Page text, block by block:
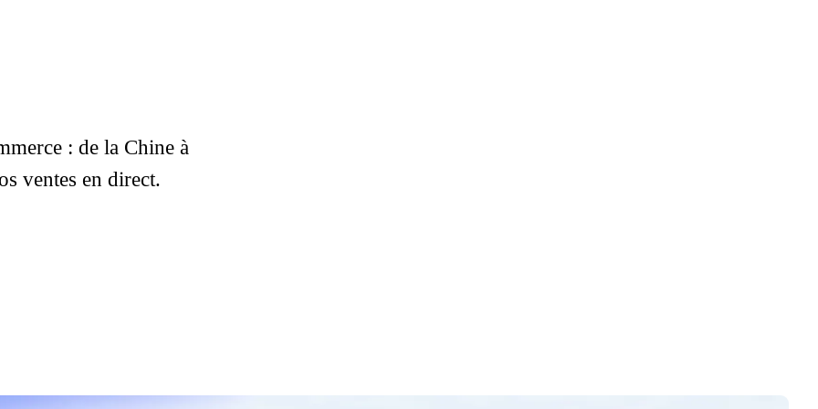
: de la Chine à
ventes en direct.